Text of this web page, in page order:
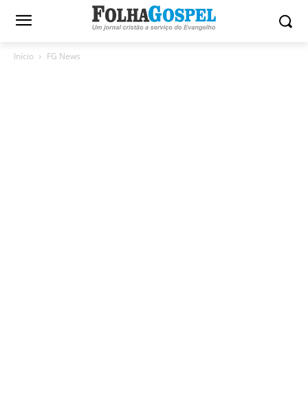
Início FG News